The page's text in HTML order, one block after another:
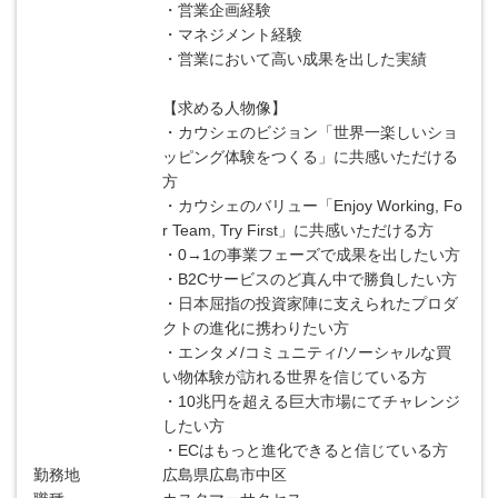
・営業企画経験
・マネジメント経験
・営業において高い成果を出した実績
【求める人物像】
・カウシェのビジョン「世界一楽しいショ
ッピング体験をつくる」に共感いただける
方
・カウシェのバリュー「Enjoy Working, Fo
r Team, Try First」に共感いただける方
・0→1の事業フェーズで成果を出したい方
・B2Cサービスのど真ん中で勝負したい方
・日本屈指の投資家陣に支えられたプロダ
クトの進化に携わりたい方
・エンタメ/コミュニティ/ソーシャルな買
い物体験が訪れる世界を信じている方
・10兆円を超える巨大市場にてチャレンジ
したい方
・ECはもっと進化できると信じている方
勤務地
広島県広島市中区